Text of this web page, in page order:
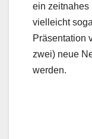
ein zeitnahes
vielleicht
Präsentation
zwei) neue
werden.